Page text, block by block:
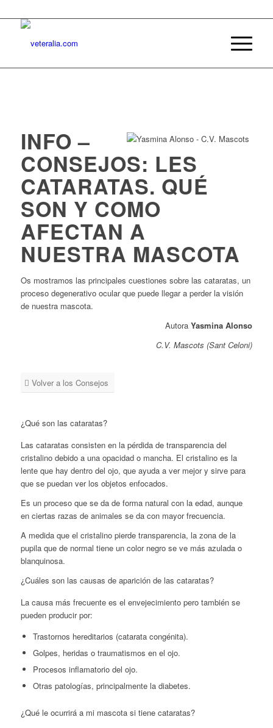
INFO –
CONSEJOS: LES
CATARATAS. QUÉ
SON Y COMO
AFECTAN A
NUESTRA MASCOTA
Os mostramos las principales cuestiones sobre las cataratas, un
proceso degenerativo ocular que puede llegar a perder la visión
de nuestra mascota.
AutoraYasmina Alonso
C.V. Mascots (Sant Celoni)
Volver a los Consejos
¿Qué son las cataratas?
Las cataratas consisten en la pérdida de transparencia del
cristalino debido a una opacidad o mancha. El cristalino es la
lente que hay dentro del ojo, que ayuda a ver mejor y sirve para
que se puedan ver los objetos enfocados.
Es un proceso que se da de forma natural con la edad, aunque
en ciertas razas de animales se da con mayor frecuencia.
A medida que el cristalino pierde transparencia, la zona de la
pupila que de normal tiene un color negro se ve más azulada o
blanquinosa.
¿Cuáles son las causas de aparición de las cataratas?
La causa más frecuente es el envejecimiento pero también se
pueden producir por:
Trastornos hereditarios (catarata congénita).
Golpes, heridas o traumatismos en el ojo.
Procesos inflamatorio del ojo.
Otras patologías, principalmente la diabetes.
¿Qué le ocurrirá a mi mascota si tiene cataratas?